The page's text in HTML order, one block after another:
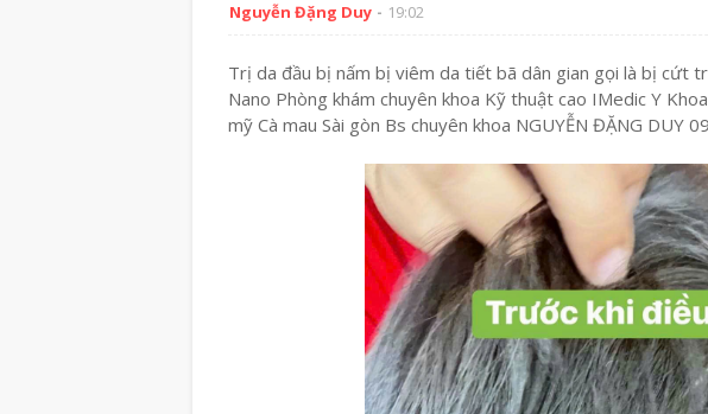
Nguyễn Đặng Duy 19:02
Trị da đầu bị nấm bị viêm da tiết bã dân gian gọi là bị cứt
Nano Phòng khám chuyên khoa Kỹ thuật cao IMedic Y
mỹ Cà mau Sài gòn Bs chuyên khoa NGUYỄN ĐẶNG DUY